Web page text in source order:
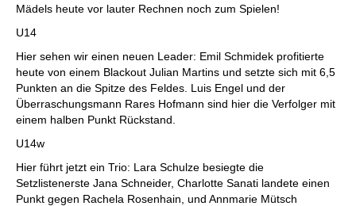
Mädels heute vor lauter Rechnen noch zum Spielen!
U14
Hier sehen wir einen neuen Leader: Emil Schmidek profitierte
heute von einem Blackout Julian Martins und setzte sich mit 6,5
Punkten an die Spitze des Feldes. Luis Engel und der
Überraschungsmann Rares Hofmann sind hier die Verfolger mit
einem halben Punkt Rückstand.
U14w
Hier führt jetzt ein Trio: Lara Schulze besiegte die
Setzlistenerste Jana Schneider, Charlotte Sanati landete einen
Punkt gegen Rachela Rosenhain, und Annmarie Mütsch